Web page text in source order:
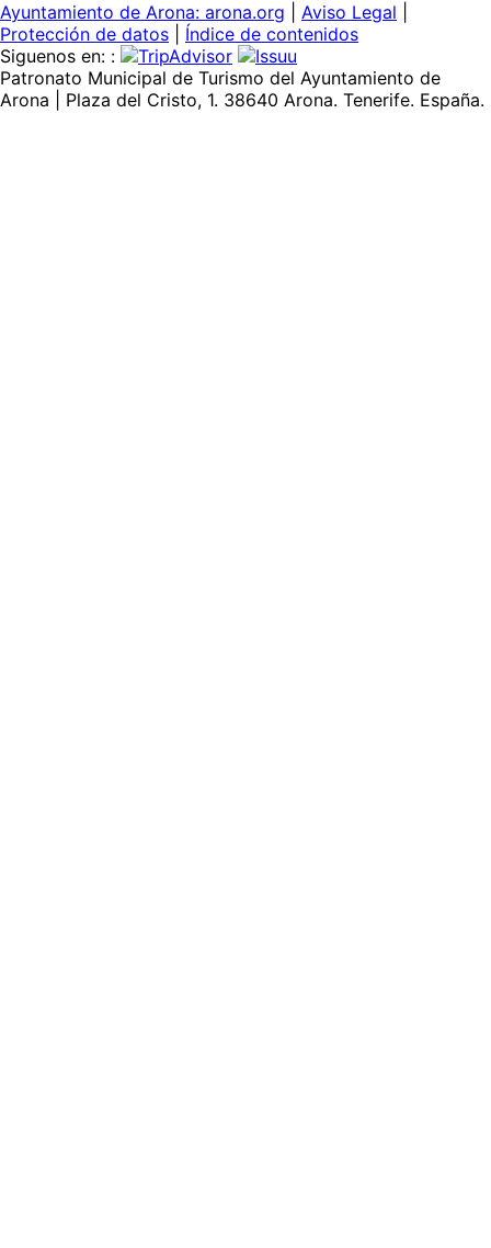
Ayuntamiento de Arona: arona.org
Aviso Legal
Protección de datos
Índice de contenidos
Siguenos en: :
Patronato Municipal de Turismo del Ayuntamiento de
Arona | Plaza del Cristo, 1. 38640 Arona. Tenerife. España.